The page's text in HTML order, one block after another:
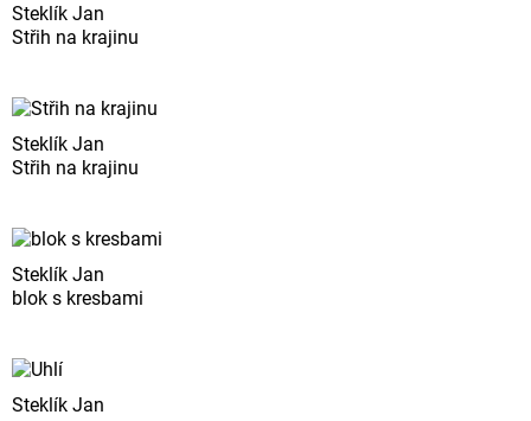
Steklík Jan
Střih na krajinu
Steklík Jan
Střih na krajinu
Steklík Jan
blok s kresbami
Steklík Jan